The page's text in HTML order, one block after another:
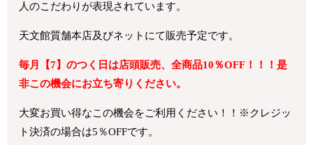
人のこだわりが表現されています。
天文館質舗本店及びネットにて販売予定です。
毎月【7】のつく日は店頭販売、全商品10％OFF！！！是
非この機会にお立ち寄りください。
大変お買い得なこの機会をご利用ください！！ ※クレジッ
ト決済の場合は5％OFFです。